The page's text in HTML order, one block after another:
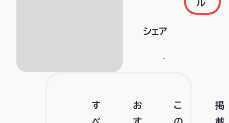
ル
シェア
す
お
こ
掲